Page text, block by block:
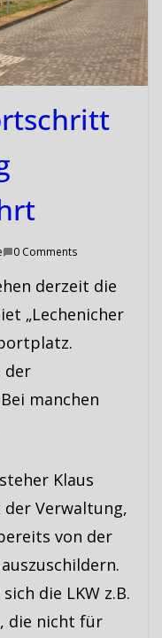
0 Comments
derzeit die
„Lechenicher
der
manchen
Klaus
Verwaltung,
von der
die LKW z.B.
die nicht für